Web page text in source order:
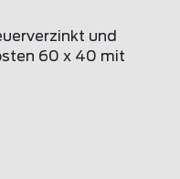
und
60 x 40 mit